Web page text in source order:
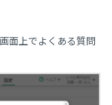
面上でよくある質問